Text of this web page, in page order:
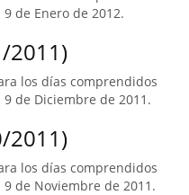
de Enero de 2012.
2011)
los días comprendidos
de Diciembre de 2011.
2011)
los días comprendidos
de Noviembre de 2011.